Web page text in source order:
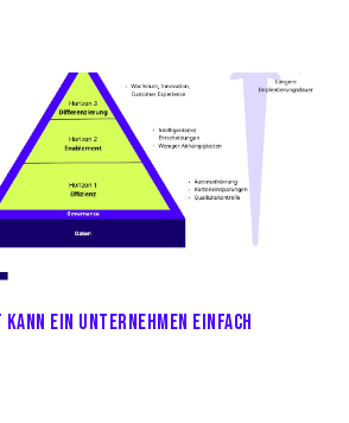
ein Unternehmen einfach